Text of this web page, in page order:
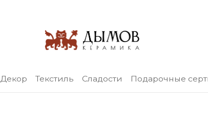
Декор Текстиль Сладости Подарочные